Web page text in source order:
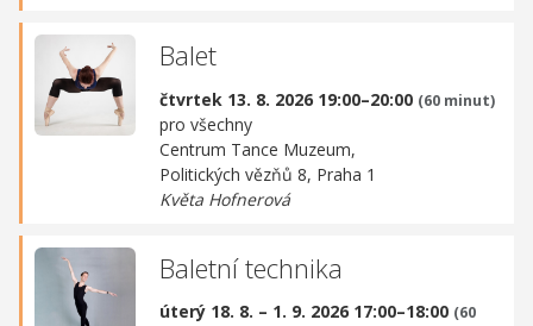
Balet
čtvrtek 13. 8. 2026 19:00–20:00 (60 minut)
pro všechny
Centrum Tance Muzeum,
Politických vězňů 8, Praha 1
Květa Hofnerová
Baletní technika
úterý 18. 8. – 1. 9. 2026 17:00–18:00 (60